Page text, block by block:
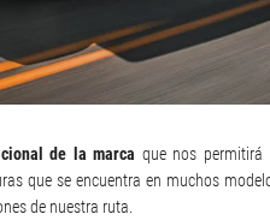
de la marca que nos permitirá
que se encuentra en muchos
de nuestra ruta.